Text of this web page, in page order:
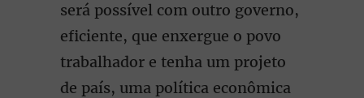
será possível com outro governo,
eficiente, que enxergue o povo
trabalhador e tenha um projeto
de país, uma política econômica